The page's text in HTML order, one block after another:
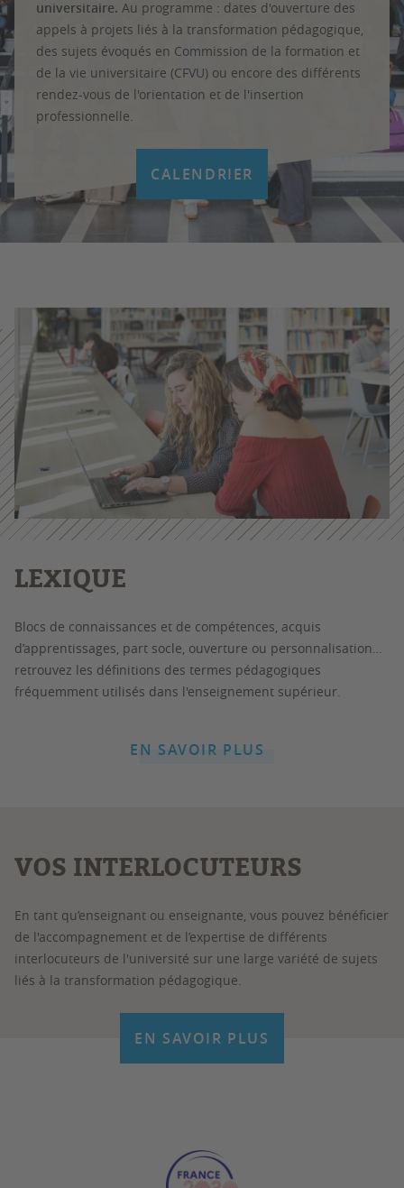
universitaire. Au programme : dates d'ouverture des
appels à projets liés à la transformation pédagogique,
des sujets évoqués en Commission de la formation et
de la vie universitaire (CFVU) ou encore des différents
rendez-vous de l'orientation et de l'insertion
professionnelle.
CALENDRIER
LEXIQUE
Blocs de connaissances et de compétences, acquis
d’apprentissages, part socle, ouverture ou personnalisation…
retrouvez les définitions des termes pédagogiques
fréquemment utilisés dans l'enseignement supérieur.
EN SAVOIR PLUS
VOS INTERLOCUTEURS
En tant qu’enseignant ou enseignante, vous pouvez bénéficier
de l'accompagnement et de l’expertise de différents
interlocuteurs de l'université sur une large variété de sujets
liés à la transformation pédagogique.
EN SAVOIR PLUS